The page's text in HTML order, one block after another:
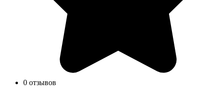
0 отзывов